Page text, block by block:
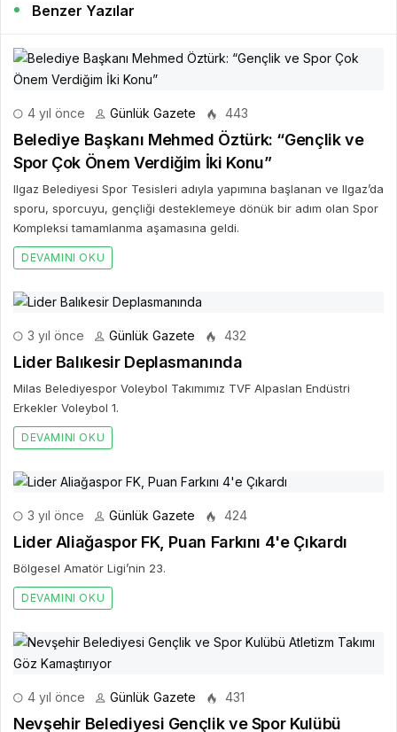
Benzer Yazılar
4 yıl önce Günlük Gazete 443
Belediye Başkanı Mehmed Öztürk: “Gençlik ve
Spor Çok Önem Verdiğim İki Konu”
Ilgaz Belediyesi Spor Tesisleri adıyla yapımına başlanan ve Ilgaz’da
sporu, sporcuyu, gençliği desteklemeye dönük bir adım olan Spor
Kompleksi tamamlanma aşamasına geldi.
DEVAMINI OKU
3 yıl önce Günlük Gazete 432
Lider Balıkesir Deplasmanında
Milas Belediyespor Voleybol Takımımız TVF Alpaslan Endüstri
Erkekler Voleybol 1.
DEVAMINI OKU
3 yıl önce Günlük Gazete 424
Lider Aliağaspor FK, Puan Farkını 4'e Çıkardı
Bölgesel Amatör Ligi’nin 23.
DEVAMINI OKU
4 yıl önce Günlük Gazete 431
Nevşehir Belediyesi Gençlik ve Spor Kulübü